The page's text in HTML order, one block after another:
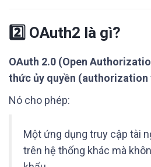
2️⃣ OAuth2 là gì?
OAuth 2.0 (Open
thức ủy quyền
Nó cho phép:
Một ứng dụng truy cập tài
trên hệ thống khác mà